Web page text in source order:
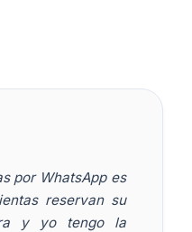
por WhatsApp es
reservan su
y yo tengo la